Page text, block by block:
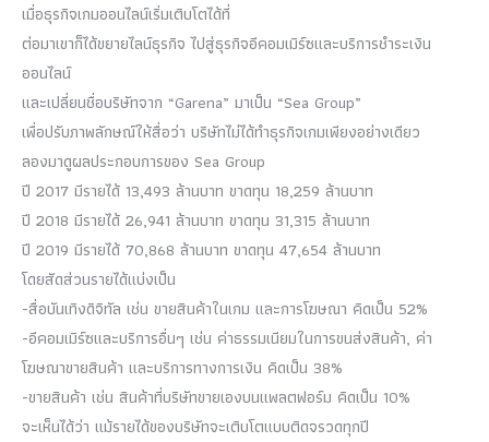
เมื่อธุรกิจเกมออนไลน์เริ่มเติบโตได้ที่
ต่อมาเขาก็ได้ขยายไลน์ธุรกิจ ไปสู่ธุรกิจอีคอมเมิร์ซและบริการชำระเงิน
ออนไลน์
และเปลี่ยนชื่อบริษัทจาก “Garena” มาเป็น “Sea Group”
เพื่อปรับภาพลักษณ์ให้สื่อว่า บริษัทไม่ได้ทำธุรกิจเกมเพียงอย่างเดียว
ลองมาดูผลประกอบการของ Sea Group
ปี 2017 มีรายได้ 13,493 ล้านบาท ขาดทุน 18,259 ล้านบาท
ปี 2018 มีรายได้ 26,941 ล้านบาท ขาดทุน 31,315 ล้านบาท
ปี 2019 มีรายได้ 70,868 ล้านบาท ขาดทุน 47,654 ล้านบาท
โดยสัดส่วนรายได้แบ่งเป็น
-สื่อบันเทิงดิจิทัล เช่น ขายสินค้าในเกม และการโฆษณา คิดเป็น 52%
-อีคอมเมิร์ซและบริการอื่นๆ เช่น ค่าธรรมเนียมในการขนส่งสินค้า, ค่า
โฆษณาขายสินค้า และบริการทางการเงิน คิดเป็น 38%
-ขายสินค้า เช่น สินค้าที่บริษัทขายเองบนแพลตฟอร์ม คิดเป็น 10%
จะเห็นได้ว่า แม้รายได้ของบริษัทจะเติบโตแบบติดจรวดทุกปี